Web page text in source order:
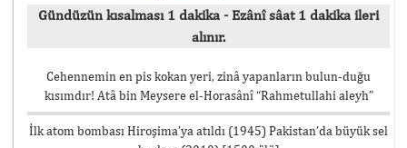
Gündüzün kısalması 1 dakika - Ezânî sâat 1 dakika ileri
alınır.
Cehennemin en pis kokan yeri, zinâ yapanların bulun-duğu
kısımdır! Atâ bin Meysere el-Horasânî “Rahmetullahi aleyh”
İlk atom bombası Hiroşima’ya atıldı (1945) Pakistan’da büyük sel